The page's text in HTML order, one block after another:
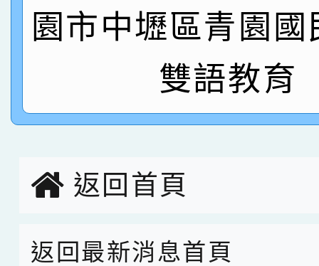
名 指導老師王老師、
園市英語競賽國小朗讀
指導老師林老師
賀！本校參加桃園市中
賽 劉文瑛教師榮獲教
臺灣台語-第二名
賀！本校參與2026世
市賽榮獲科學小創客佳
園市中壢區青園
雙語教育
返回首頁
返回最新消息首頁